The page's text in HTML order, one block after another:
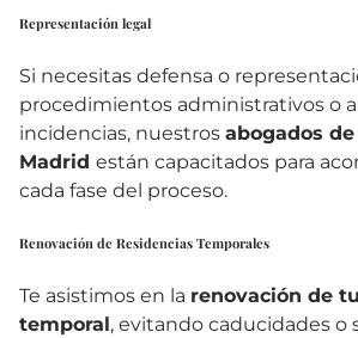
Representación legal
Si necesitas defensa o
procedimientos administrativos o
incidencias, nuestros abogados
Madrid están capacitados para
cada fase del proceso.
Renovación de Residencias Temporales
Te asistimos en la renovación de
temporal, evitando caducidades o